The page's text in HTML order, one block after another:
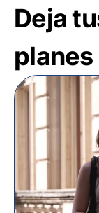
Deja
planes